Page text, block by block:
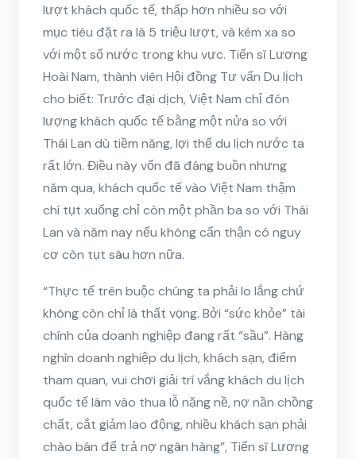
lượt khách quốc tế, thấp hơn nhiều so với
mục tiêu đặt ra là 5 triệu lượt, và kém xa so
với một số nước trong khu vực. Tiến sĩ Lương
Hoài Nam, thành viên Hội đồng Tư vấn Du lịch
cho biết: Trước đại dịch, Việt Nam chỉ đón
lượng khách quốc tế bằng một nửa so với
Thái Lan dù tiềm năng, lợi thế du lịch nước ta
rất lớn. Điều này vốn đã đáng buồn nhưng
năm qua, khách quốc tế vào Việt Nam thậm
chí tụt xuống chỉ còn một phần ba so với Thái
Lan và năm nay nếu không cẩn thận có nguy
cơ còn tụt sâu hơn nữa.
“Thực tế trên buộc chúng ta phải lo lắng chứ
không còn chỉ là thất vọng. Bởi “sức khỏe” tài
chính của doanh nghiệp đang rất “sầu”. Hàng
nghìn doanh nghiệp du lịch, khách sạn, điểm
tham quan, vui chơi giải trí vắng khách du lịch
quốc tế lâm vào thua lỗ nặng nề, nợ nần chồng
chất, cắt giảm lao động, nhiều khách sạn phải
chào bán để trả nợ ngân hàng”, Tiến sĩ Lương